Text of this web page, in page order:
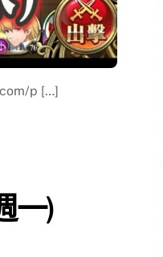
p […]
一)